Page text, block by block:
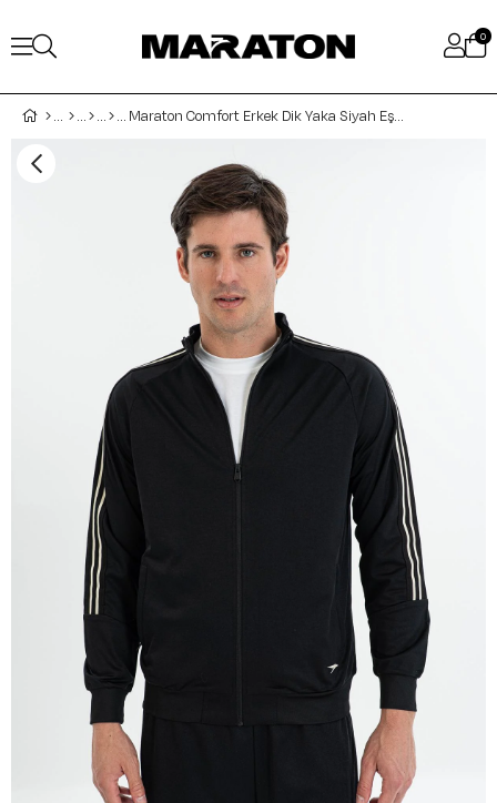
0
Maraton Comfort Erkek Dik Yaka Siyah Eşofman Üstü